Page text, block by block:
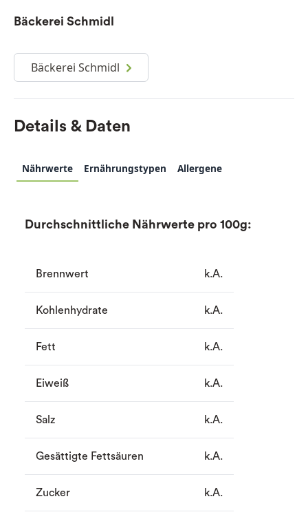
Bäckerei Schmidl
Bäckerei Schmidl
Details & Daten
Nährwerte Ernährungstypen Allergene
Durchschnittliche Nährwerte pro 100g:
Brennwert k.A.
Kohlenhydrate k.A.
Fett k.A.
Eiweiß k.A.
Salz k.A.
Gesättigte Fettsäuren k.A.
Zucker k.A.